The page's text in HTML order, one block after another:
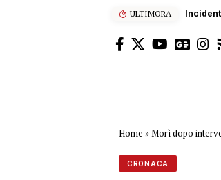
ULTIMORA
Home »Morì dopo
CRONACA